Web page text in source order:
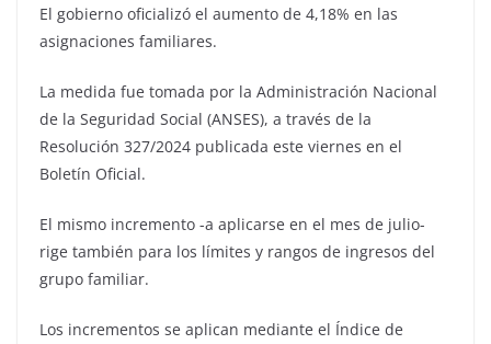
El gobierno oficializó el aumento de 4,18% en las
asignaciones familiares.
La medida fue tomada por la Administración Nacional
de la Seguridad Social (ANSES), a través de la
Resolución 327/2024 publicada este viernes en el
Boletín Oficial.
El mismo incremento -a aplicarse en el mes de julio-
rige también para los límites y rangos de ingresos del
grupo familiar.
Los incrementos se aplican mediante el Índice de